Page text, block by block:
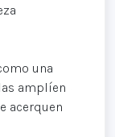
una
amplíen
acerquen